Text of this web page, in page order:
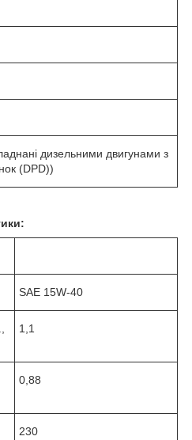
дизельними двигунами з
(DPD))
SAE 15W-40
1,1
0,88
230